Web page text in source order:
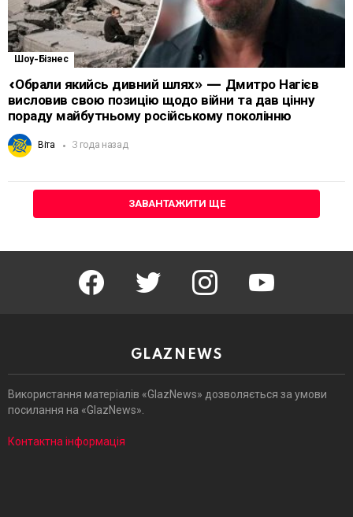
Шоу-Бізнес
«Обрали якийсь дивний шлях» — Дмитро Нагієв
висловив свою позицію щодо війни та дав цінну
пораду майбутньому російському поколінню
Віта 3 года назад
ЗАВАНТАЖИТИ ЩЕ
facebook twitter instagram youtube
GLAZNEWS
Використання матеріалів «GlazNews» дозволяється за умови
посилання на «GlazNews».
Контактна інформація